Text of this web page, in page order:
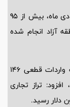
به گفته وی؛ همچنین از ابتدای امسال تا پایان دی ماه، بیش از 95
آزاد انجام شده
مدیر گمرک سازمان منطقه آزاد قشم با اشاره به واردات قطعی 146
افزود: تراز تجاری